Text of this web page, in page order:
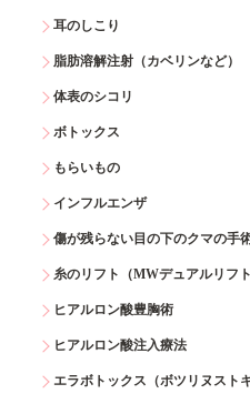
耳のしこり
脂肪溶解注射（カベリンなど）
体表のシコリ
ボトックス
もらいもの
インフルエンザ
傷が残らない目の下のクマの手
糸のリフト（MWデュアルリフト
ヒアルロン酸豊胸術
ヒアルロン酸注入療法
エラボトックス（ボツリヌスト